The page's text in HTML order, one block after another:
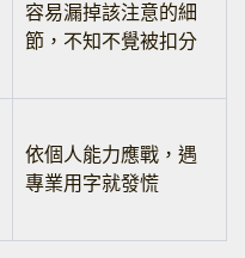
容易漏掉該注意的細
節，不知不覺被扣分
依個人能力應戰，遇
專業用字就發慌